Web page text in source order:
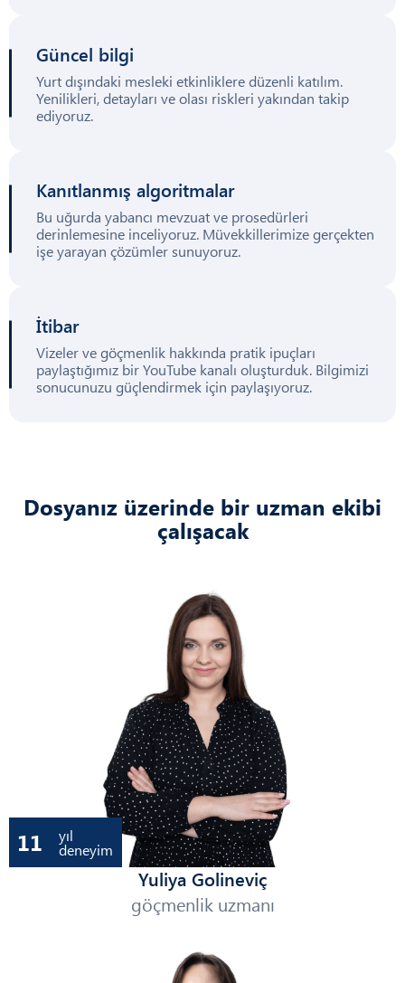
Güncel bilgi
Yurt dışındaki mesleki etkinliklere düzenli katılım.
Yenilikleri, detayları ve olası riskleri yakından takip
ediyoruz.
Kanıtlanmış algoritmalar
Bu uğurda yabancı mevzuat ve prosedürleri
derinlemesine inceliyoruz. Müvekkillerimize gerçekten
işe yarayan çözümler sunuyoruz.
İtibar
Vizeler ve göçmenlik hakkında pratik ipuçları
paylaştığımız bir YouTube kanalı oluşturduk. Bilgimizi
sonucunuzu güçlendirmek için paylaşıyoruz.
Dosyanız üzerinde bir uzman ekibi
çalışacak
11 yıl
deneyim
Yuliya Golineviç
göçmenlik uzmanı